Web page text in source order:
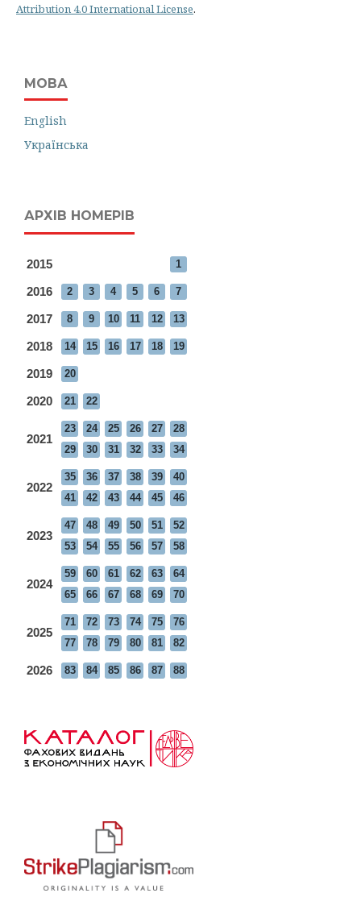
Attribution 4.0 International License.
МОВА
English
Українська
АРХІВ НОМЕРІВ
2015 1
2016 2 3 4 5 6 7
2017 8 9 10 11 12 13
2018 14 15 16 17 18 19
2019 20
2020 21 22
2021
23 24 25 26 27
28
29
30 31 32 33 34
2022
35 36 37 38 39
40
41
42 43 44 45 46
2023
47 48 49 50 51
52
53
54 55 56 57 58
2024
59 60 61 62 63
64
65
66 67 68 69 70
2025
71 72 73 74 75
76
77
78 79 80 81 82
2026 83 84 85 86 87 88